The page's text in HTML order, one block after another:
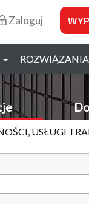
Zaloguj
ROZWIĄZANIA
USŁUGI